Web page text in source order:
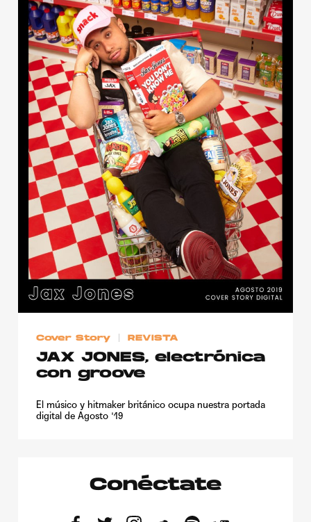
Cover Story REVISTA
JAX JONES, electrónica
con groove
El músico y hitmaker británico ocupa nuestra portada
digital de Agosto '19
Conéctate